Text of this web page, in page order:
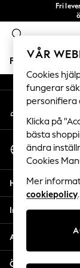
Fri
FLICKOR
GIRLS
New In
50 -
98 -
116 -
140 -
All
Coats
An error occurred
Mitt konto
Logga in på
Välj Språk
Svenska
Hjälp
Integritet &
Avdelningar
Övriga tjänster
VÅR
Cookies
fungerar
personifiera
Klicka på
bästa
ändra
Cookies
Mer
cookiepolicy.